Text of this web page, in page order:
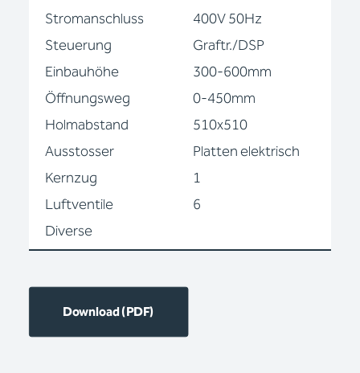
Stromanschluss
400V 50Hz
Steuerung
Graftr./DSP
Einbauhöhe
300-600mm
Öffnungsweg
0-450mm
Holmabstand
510x510
Ausstosser
Platten elektrisch
Kernzug
1
Luftventile
6
Diverse
Download (PDF)